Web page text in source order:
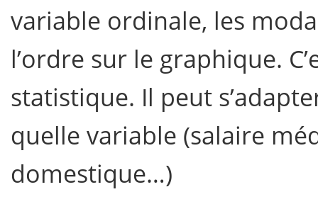
variable ordinale, les
l’ordre sur le graphique.
statistique. Il peut
quelle variable (salaire
domestique…)